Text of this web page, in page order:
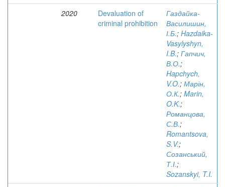
2020
Devaluation of
criminal prohibition
Газдайка-
Василишин,
І.Б.; Hazdaika-
Vasylyshyn,
I.B.; Гапчич,
В.О.;
Hapchych,
V.O.; Марін,
О.К.; Marin,
O.K.;
Романцова,
С.В.;
Romantsova,
S.V.;
Созанський,
Т.І.;
Sozanskyi, T.I.